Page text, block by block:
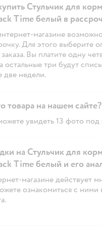
Стульчик для
Time белый в
магазине
Для этого выберите
Вы платите одну
а остальные три будут
две недели.
товара на нашем сайте?
увидеть 13 фото под
на Стульчик для
Time белый и его
магазине действует
ознакомиться с ними